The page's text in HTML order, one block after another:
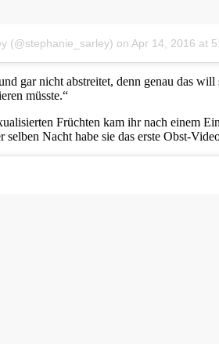
(@stephanie_sarley) on Apr 14, 2016 at
gar nicht abstreitet, denn genau das
müsste.“
Früchten kam ihr nach einem
Nacht habe sie das erste Obst-